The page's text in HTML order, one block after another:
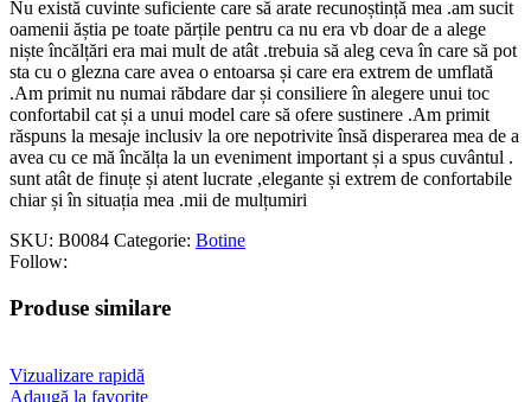
Nu există cuvinte suficiente care să arate recunoștință mea .am sucit
oamenii ăștia pe toate părțile pentru ca nu era vb doar de a alege
niște încălțări era mai mult de atât .trebuia să aleg ceva în care să pot
sta cu o glezna care avea o entoarsa și care era extrem de umflată
.Am primit nu numai răbdare dar și consiliere în alegere unui toc
confortabil cat și a unui model care să ofere sustinere .Am primit
răspuns la mesaje inclusiv la ore nepotrivite însă disperarea mea de a
avea cu ce mă încălța la un eveniment important și a spus cuvântul .
sunt atât de finuțe și atent lucrate ,elegante și extrem de confortabile
chiar și în situația mea .mii de mulțumiri
SKU: B0084 Categorie: Botine
Follow:
Produse similare
Vizualizare rapidă
Adaugă la favorite